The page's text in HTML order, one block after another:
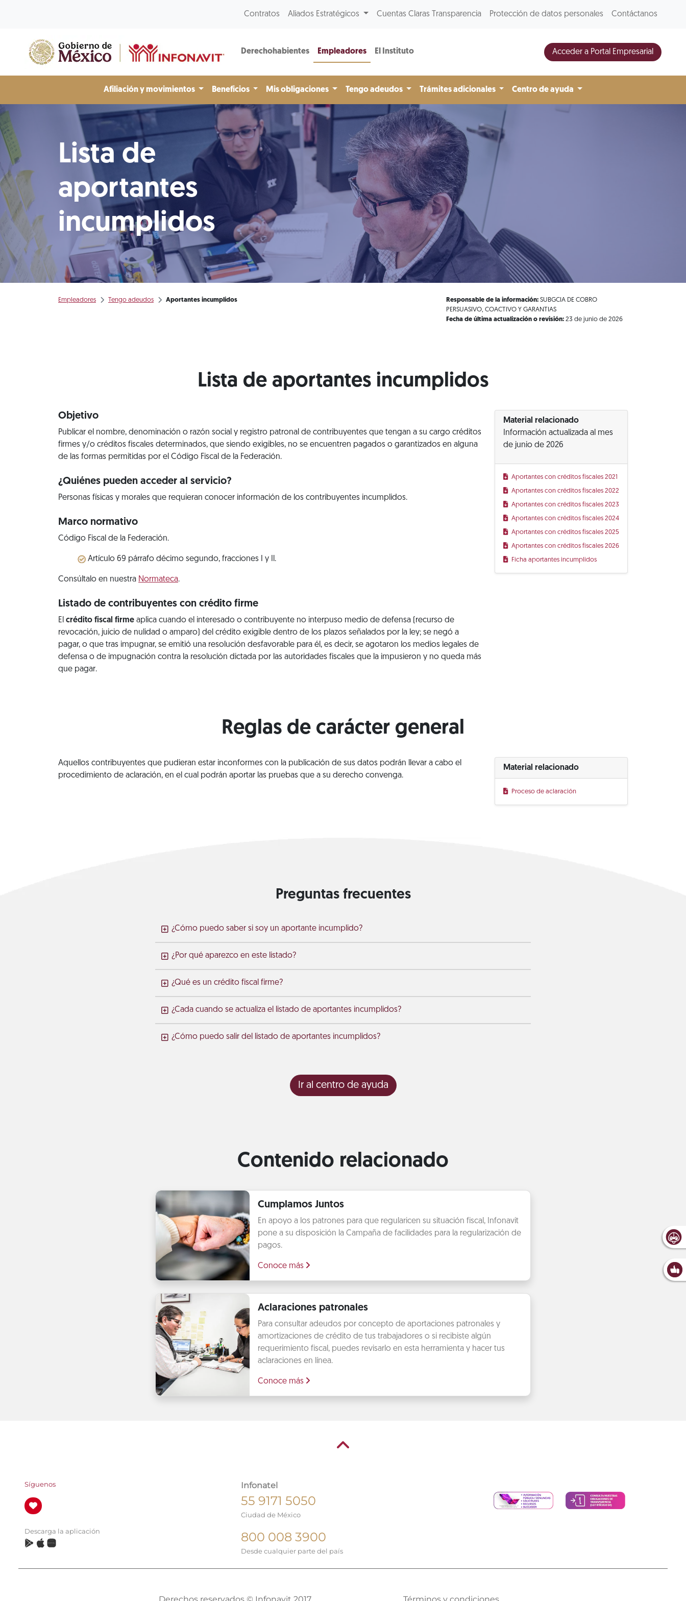
Contratos Aliados Estratégicos Cuentas Claras Transparencia Protección de datos personales Contáctanos
Derechohabientes Empleadores El Instituto Acceder a Portal Empresarial
Afiliación y movimientos Beneficios Mis obligaciones Tengo adeudos Trámites adicionales Centro de ayuda
Lista de
aportantes
incumplidos
Empleadores Tengo adeudos Aportantes incumplidos Responsable de la información: SUBGCIA DE COBRO
PERSUASIVO, COACTIVO Y GARANTIAS
Fecha de última actualización o revisión: 23 de junio de 2026
Lista de aportantes incumplidos
Objetivo
Publicar el nombre, denominación o razón social y registro patronal de contribuyentes que tengan a su cargo créditos
firmes y/o créditos fiscales determinados, que siendo exigibles, no se encuentren pagados o garantizados en alguna
de las formas permitidas por el Código Fiscal de la Federación.
¿Quiénes pueden acceder al servicio?
Personas físicas y morales que requieran conocer información de los contribuyentes incumplidos.
Marco normativo
Código Fiscal de la Federación.
Artículo 69 párrafo décimo segundo, fracciones I y Il.
Consúltalo en nuestra Normateca.
Listado de contribuyentes con crédito firme
El crédito fiscal firme aplica cuando el interesado o contribuyente no interpuso medio de defensa (recurso de
revocación, juicio de nulidad o amparo) del crédito exigible dentro de los plazos señalados por la ley; se negó a
pagar, o que tras impugnar, se emitió una resolución desfavorable para él, es decir, se agotaron los medios legales de
defensa o de impugnación contra la resolución dictada por las autoridades fiscales que la impusieron y no queda más
que pagar.
Material relacionado
Información actualizada al mes
de junio de 2026
Aportantes con créditos fiscales 2021
Aportantes con créditos fiscales 2022
Aportantes con créditos fiscales 2023
Aportantes con créditos fiscales 2024
Aportantes con créditos fiscales 2025
Aportantes con créditos fiscales 2026
Ficha aportantes incumplidos
Reglas de carácter general
Aquellos contribuyentes que pudieran estar inconformes con la publicación de sus datos podrán llevar a cabo el
procedimiento de aclaración, en el cual podrán aportar las pruebas que a su derecho convenga.
Material relacionado
Proceso de aclaración
Preguntas frecuentes
¿Cómo puedo saber si soy un aportante incumplido?
¿Por qué aparezco en este listado?
¿Qué es un crédito fiscal firme?
¿Cada cuando se actualiza el listado de aportantes incumplidos?
¿Cómo puedo salir del listado de aportantes incumplidos?
Ir al centro de ayuda
Contenido relacionado
Cumplamos Juntos
En apoyo a los patrones para que regularicen su situación fiscal, Infonavit
pone a su disposición la Campaña de facilidades para la regularización de
pagos.
Conoce más
Aclaraciones patronales
Para consultar adeudos por concepto de aportaciones patronales y
amortizaciones de crédito de tus trabajadores o si recibiste algún
requerimiento fiscal, puedes revisarlo en esta herramienta y hacer tus
aclaraciones en línea.
Conoce más
Síguenos
Descarga la aplicación
Infonatel
55 9171 5050
Ciudad de México
800 008 3900
Desde cualquier parte del país